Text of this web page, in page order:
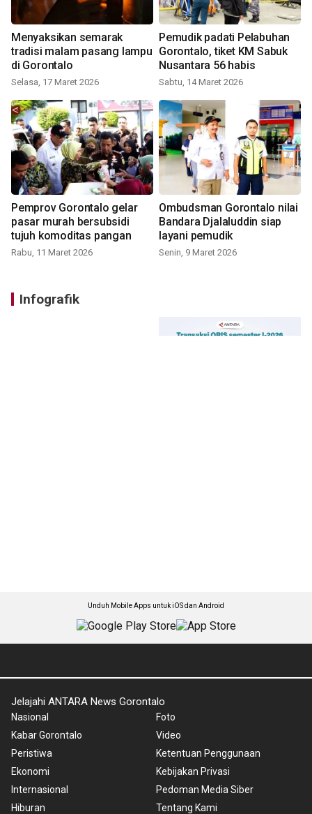
Menyaksikan semarak
tradisi malam pasang lampu
di Gorontalo
Selasa, 17 Maret 2026
Pemudik padati Pelabuhan
Gorontalo, tiket KM Sabuk
Nusantara 56 habis
Sabtu, 14 Maret 2026
Pemprov Gorontalo gelar
pasar murah bersubsidi
tujuh komoditas pangan
Rabu, 11 Maret 2026
Ombudsman Gorontalo nilai
Bandara Djalaluddin siap
layani pemudik
Senin, 9 Maret 2026
Infografik
Unduh Mobile Apps untuk iOS dan Android
Jelajahi ANTARA News Gorontalo
Nasional
Kabar Gorontalo
Peristiwa
Ekonomi
Internasional
Hiburan
Foto
Video
Ketentuan Penggunaan
Kebijakan Privasi
Pedoman Media Siber
Tentang Kami